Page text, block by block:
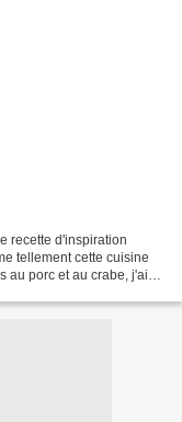
recette d'inspiration
tellement cette cuisine
au porc et au crabe, j'ai